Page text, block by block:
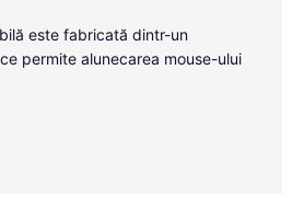
este fabricată dintr-un
permite alunecarea mouse-ului